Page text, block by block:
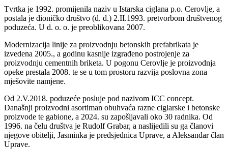
Tvrtka je 1992. promijenila naziv u Istarska ciglana p.o. Cerovlje, a
postala je dioničko društvo (d. d.) 2.II.1993. pretvorbom društvenog
poduzeća. U d. o. o. je preoblikovana 2007.
Modernizacija linije za proizvodnju betonskih prefabrikata je
izvedena 2005., a godinu kasnije izgrađeno postrojenje za
proizvodnju cementnih briketa. U pogonu Cerovlje je proizvodnja
opeke prestala 2008. te se u tom prostoru razvija poslovna zona
mješovite namjene.
Od 2.V.2018. poduzeće posluje pod nazivom ICC concept.
Današnji proizvodni asortiman obuhvaća razne ciglarske i betonske
proizvode te gabione, a 2024. su zapošljavali oko 30 radnika. Od
1996. na čelu društva je Rudolf Grabar, a naslijedili su ga članovi
njegove obitelji, Jasminka je predsjednica Uprave, a Aleksandar član
Uprave.